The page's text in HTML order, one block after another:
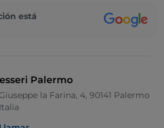
está
Palermo
la Farina, 4, 90141 Palermo